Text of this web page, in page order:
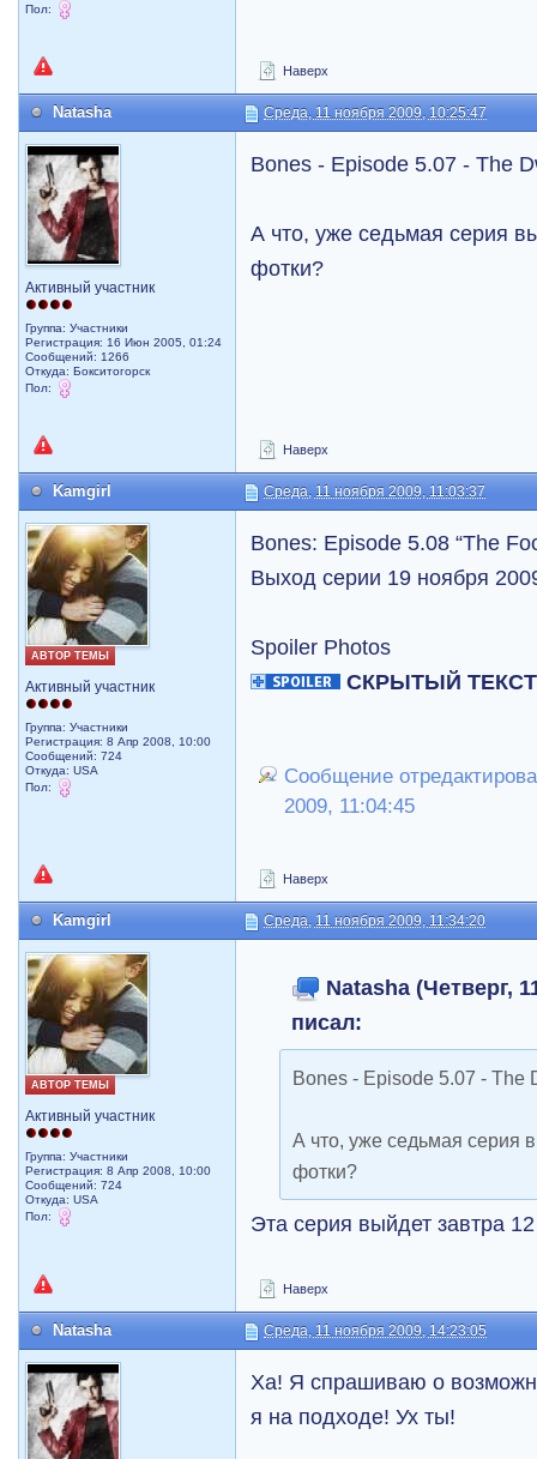
Пол:
Наверх
Natasha Среда, 11 ноября 2009, 10:25:47
Активный участник
Группа: Участники
Регистрация: 16 Июн 2005, 01:24
Сообщений: 1266
Откуда: Бокситогорск
Пол:
Bones - Episode 5.07 - The
А что, уже седьмая серия
фотки?
Наверх
Kamgirl Среда, 11 ноября 2009, 11:03:37
АВТОР ТЕМЫ
Активный участник
Группа: Участники
Регистрация: 8 Апр 2008, 10:00
Сообщений: 724
Откуда: USA
Пол:
Bones: Episode 5.08 “The
Выход серии 19 ноября
Spoiler Photos
СКРЫТЫЙ ТЕКСТ
Сообщение
2009, 11:04:45
Наверх
Kamgirl Среда, 11 ноября 2009, 11:34:20
АВТОР ТЕМЫ
Активный участник
Группа: Участники
Регистрация: 8 Апр 2008, 10:00
Сообщений: 724
Откуда: USA
Пол:
Natasha (Четверг,
писал:
Bones - Episode 5.07 - The
А что, уже седьмая серия
фотки?
Эта серия выйдет завтра
Наверх
Natasha Среда, 11 ноября 2009, 14:23:05
Ха! Я спрашиваю о
я на подходе! Ух ты!